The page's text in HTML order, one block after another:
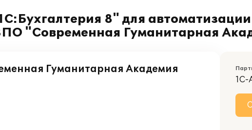
8" для автоматизации
"Современная Гуманитарная
Гуманитарная Академия
1С-